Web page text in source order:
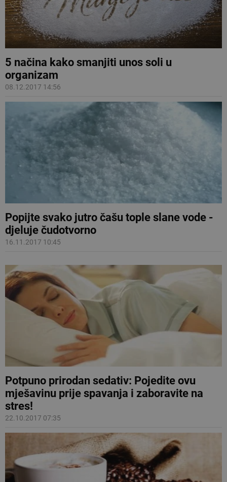
5 načina kako smanjiti unos soli u
organizam
08.12.2017 14:56
Popijte svako jutro čašu tople slane vode -
djeluje čudotvorno
16.11.2017 10:45
Potpuno prirodan sedativ: Pojedite ovu
mješavinu prije spavanja i zaboravite na
stres!
22.10.2017 07:35